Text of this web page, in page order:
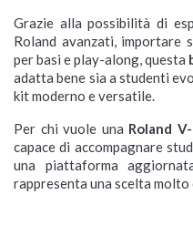
Grazie alla possibilità di
Roland avanzati, importare
per basi e play-along, questa
adatta bene sia a studenti
kit moderno e versatile.
Per chi vuole una Roland
capace di accompagnare
una piattaforma
rappresenta una scelta